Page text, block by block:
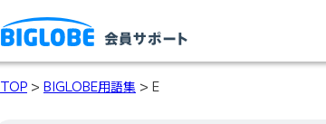
TOP > BIGLOBE用語集 > E